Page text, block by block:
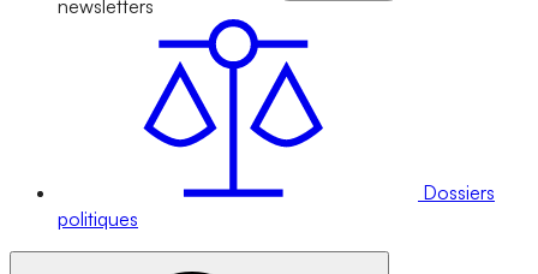
newsletters
Dossiers
politiques